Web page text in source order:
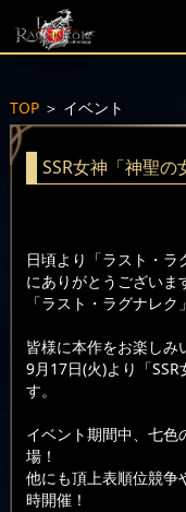
TOP＞ イベント
SSR女神「神聖の
日頃より「ラスト・
にありがとうございま
「ラスト・ラグナレク
皆様に本作をお楽しみ
9月17日(火)より「
す。
イベント期間中、七色
場！
他にも頂上表順位競争
時開催！